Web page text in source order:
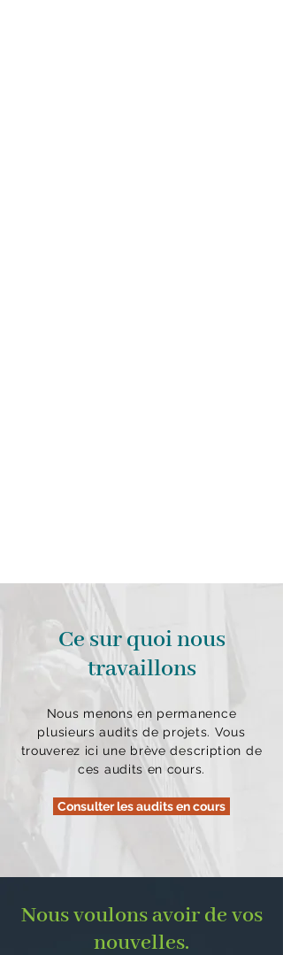
Ce sur quoi nous
travaillons
Nous menons en permanence
plusieurs audits de projets. Vous
trouverez ici une brève description de
ces audits en cours.
Consulter les audits en cours
Nous voulons avoir de vos
nouvelles.